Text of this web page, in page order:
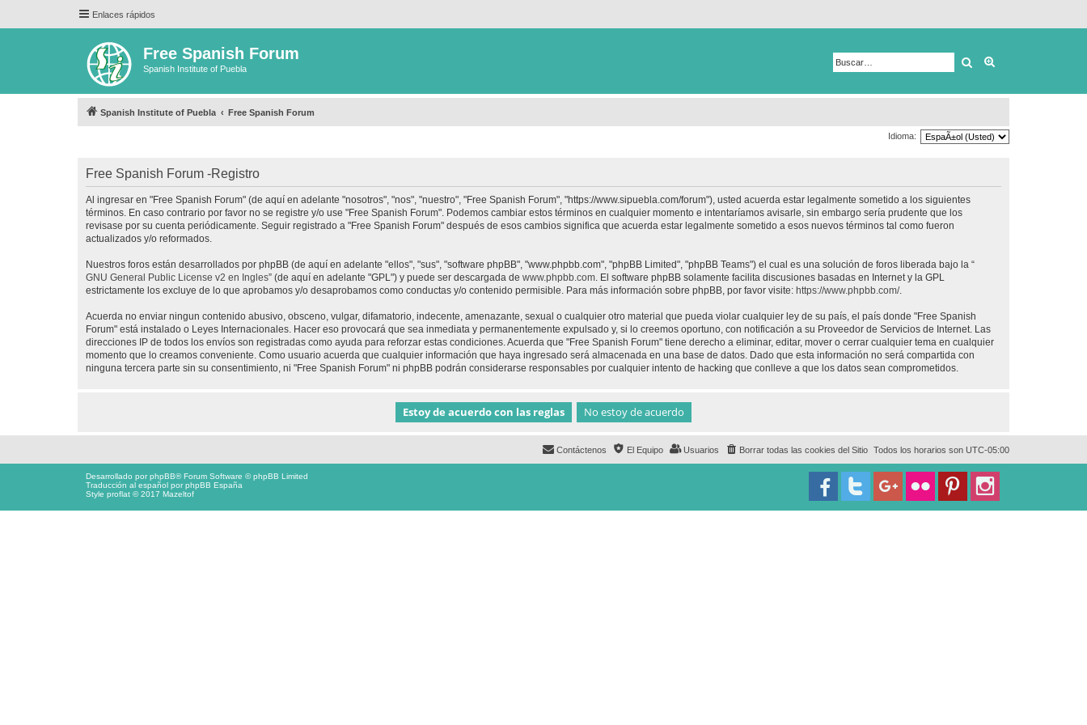
Enlaces rápidos
Free Spanish Forum
Spanish Institute of Puebla Buscar
Spanish Institute of Puebla Free Spanish Forum
Idioma:
Free Spanish Forum -Registro
Al ingresar en "Free Spanish Forum" (de aquí en adelante "nosotros", "nos", "nuestro", "Free Spanish Forum", "https://www.sipuebla.com/forum"), usted acuerda estar legalmente sometido a los siguientes
términos. En caso contrario por favor no se registre y/o use "Free Spanish Forum". Podemos cambiar estos términos en cualquier momento e intentaríamos avisarle, sin embargo sería prudente que los
revisase por su cuenta periódicamente. Seguir registrado a "Free Spanish Forum" después de esos cambios significa que acuerda estar legalmente sometido a esos nuevos términos tal como fueron
actualizados y/o reformados.
Nuestros foros están desarrollados por phpBB (de aquí en adelante "ellos", "sus", "software phpBB", "www.phpbb.com", "phpBB Limited", "phpBB Teams") el cual es una solución de foros liberada bajo la “
GNU General Public License v2 en Ingles” (de aquí en adelante "GPL") y puede ser descargada de www.phpbb.com . El software phpBB solamente facilita discusiones basadas en Internet y la GPL
estrictamente los excluye de lo que aprobamos y/o desaprobamos como conductas y/o contenido permisible. Para más información sobre phpBB, por favor visite: https://www.phpbb.com/.
Acuerda no enviar ningun contenido abusivo, obsceno, vulgar, difamatorio, indecente, amenazante, sexual o cualquier otro material que pueda violar cualquier ley de su país, el país donde "Free Spanish
Forum" está instalado o Leyes Internacionales. Hacer eso provocará que sea inmediata y permanentemente expulsado y, si lo creemos oportuno, con notificación a su Proveedor de Servicios de Internet. Las
direcciones IP de todos los envíos son registradas como ayuda para reforzar estas condiciones. Acuerda que "Free Spanish Forum" tiene derecho a eliminar, editar, mover o cerrar cualquier tema en cualquier
momento que lo creamos conveniente. Como usuario acuerda que cualquier información que haya ingresado será almacenada en una base de datos. Dado que esta información no será compartida con
ninguna tercera parte sin su consentimiento, ni "Free Spanish Forum" ni phpBB podrán considerarse responsables por cualquier intento de hacking que conlleve a que los datos sean comprometidos.
Todos los horarios son UTC-05:00
Borrar todas las cookies del Sitio
Usuarios
El Equipo
Contáctenos
Desarrollado porphpBB® Forum Software © phpBB Limited
Traducción al español porphpBB España
Style proflat © 2017 Mazeltof